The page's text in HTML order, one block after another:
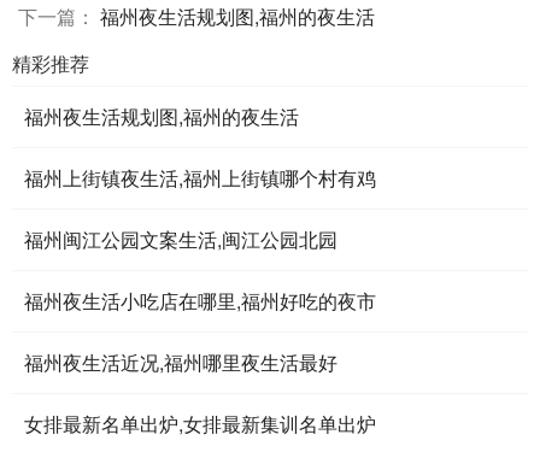
下一篇： 福州夜生活规划图,福州的夜生活
精彩推荐
福州夜生活规划图,福州的夜生活
福州上街镇夜生活,福州上街镇哪个村有鸡
福州闽江公园文案生活,闽江公园北园
福州夜生活小吃店在哪里,福州好吃的夜市
福州夜生活近况,福州哪里夜生活最好
女排最新名单出炉,女排最新集训名单出炉